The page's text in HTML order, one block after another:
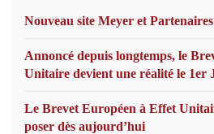
Nouveau site Meyer et Partenaires
Annoncé depuis longtemps, le
Unitaire devient une réalité le 1er
Le Brevet Européen à Effet
poser dès aujourd’hui